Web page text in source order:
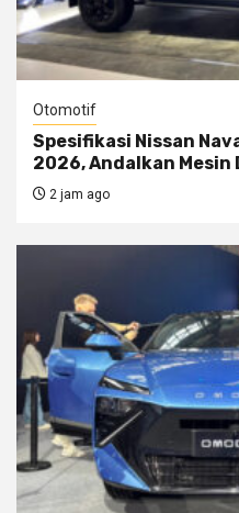
Otomotif
Spesifikasi Nissan
2026, Andalkan Mesin
2 jam ago